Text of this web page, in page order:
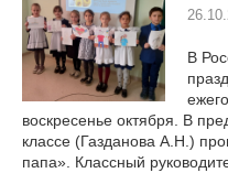
В
воскресенье октября. В
классе (Газданова А.Н.)
папа». Классный